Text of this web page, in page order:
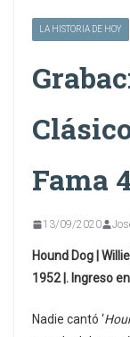
LA HISTORIA DE HOY
Fama
13/09/2020
Hound Dog |
1952 |. Ingreso
Nadie cantó ‘